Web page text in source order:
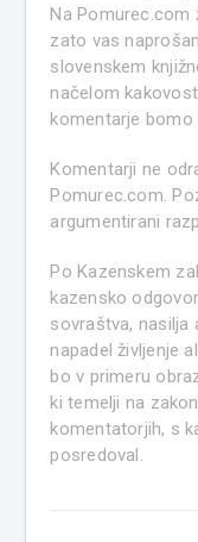
Na Pomurec.com
zato vas
slovenskem
načelom
komentarje bomo
Komentarji ne
Pomurec.com.
argumentirani
Po Kazenskem
kazensko
sovraštva, nasilja
napadel življenje
bo v primeru
ki temelji na
komentatorjih, s
posredoval.